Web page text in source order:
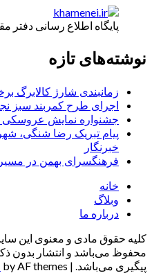
پایگاه اطلاع رسانی دفتر
نوشته‌های تازه
زمانبندی شارژ کالابرگ
اجرای طرح کمربند سبز
جشنواره نمایش عروسکی
خبرنگار
فرهنگسرای بهمن در مسیر
خانه
وبلاگ
درباره ما
کلیه حقوق مادی و معنوی این
محفوظ می‌باشد و انتشار بدون
پیگیری می‌باشد. |
by AF themes.